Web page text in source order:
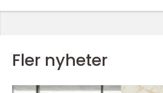
Fler nyheter